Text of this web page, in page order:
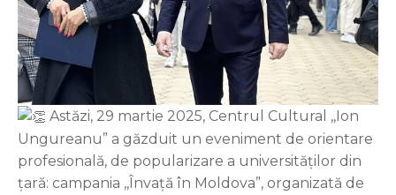
Astăzi, 29 martie 2025, Centrul Cultural ,,Ion
Ungureanu” a găzduit un eveniment de orientare
profesională, de popularizare a universităților din
țară: campania ,,Învață în Moldova”, organizată de